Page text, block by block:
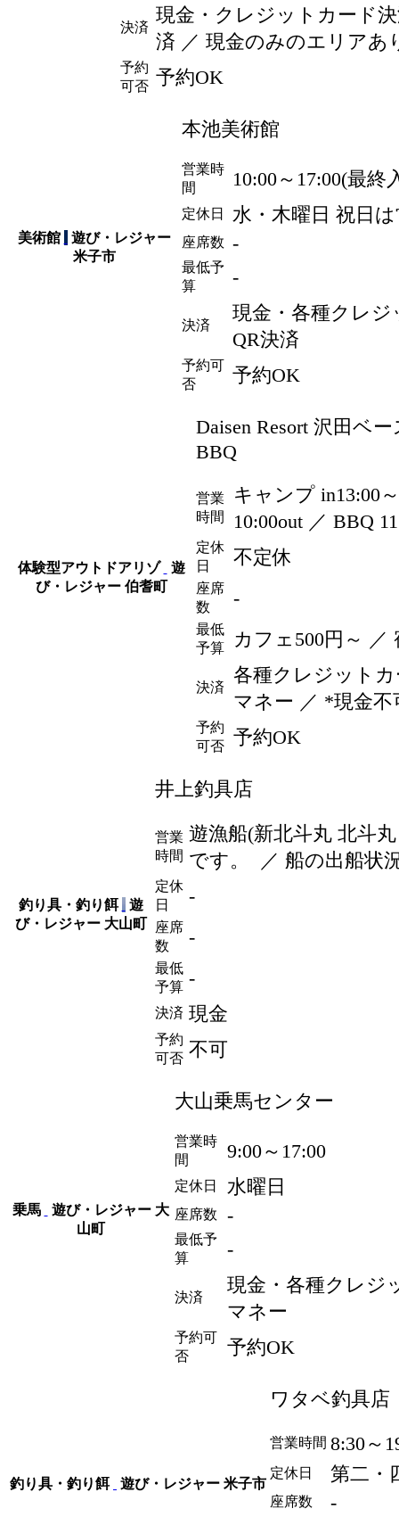
決済
現金・クレジットカード決
済 ／ 現金のみのエリアあ
予約
可否 予約OK
美術館
遊び・レジャー
米子市
本池美術館
営業時
間
10:00～17:00(最終
定休日 水・木曜日 祝日
座席数 -
最低予
算
-
決済
現金・各種クレ
QR決済
予約可
否
予約OK
体験型アウトドアリゾ
遊
び・レジャー 伯耆町
Daisen Resort 沢田
BBQ
営業
時間
キャンプ in13:00
10:00out ／ BBQ
定休
日
不定休
座席
数
-
最低
予算
カフェ500円 ～ ／
決済
各種クレジット
マネー ／ *現金不
予約
可否 予約OK
釣り具・釣り餌
遊
び・レジャー 大山町
井上釣具店
営業
時間
遊漁船(新北斗丸 北斗
です。 ／ 船の出船状
定休
日
-
座席
数
-
最低
予算 -
決済 現金
予約
可否 不可
乗馬 遊び・レジャー 大
山町
大山乗馬センター
営業時
間
9:00～17:00
定休日 水曜日
座席数 -
最低予
算
-
決済
現金・各種クレジ
マネー
予約可
否
予約OK
釣り具・釣り餌 遊び・レジャー 米子市
ワタベ釣具店
営業時間 8:30～
定休日 第二・
座席数 -